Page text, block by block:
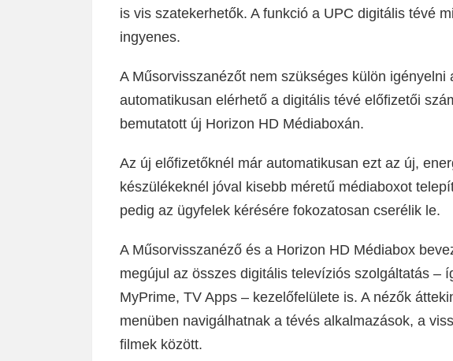
is vis szatekerhetők. A funkció a UPC digitális tévé
ingyenes.
A Műsorvisszanézőt nem szükséges külön igényelni
automatikusan elérhető a digitális tévé előfizetői
bemutatott új Horizon HD Médiaboxán.
Az új előfizetőknél már automatikusan ezt az új,
készülékeknél jóval kisebb méretű médiaboxot
pedig az ügyfelek kérésére fokozatosan cserélik le.
A Műsorvisszanéző és a Horizon HD Médiabox
megújul az összes digitális televíziós szolgáltatás –
MyPrime, TV Apps – kezelőfelülete is. A nézők
menüben navigálhatnak a tévés alkalmazások, a
filmek között.